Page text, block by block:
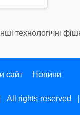
технологічні
сайт Новини
All rights reserved